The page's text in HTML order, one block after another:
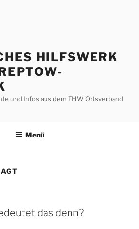
HILFSWERK
und Infos aus dem THW Ortsverband
Menü
AGT
das denn?